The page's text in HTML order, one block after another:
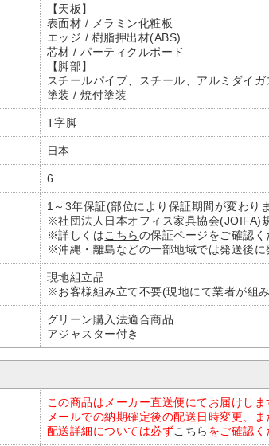
【天板】
表面材 / メラミン化粧板
エッジ / 樹脂押出材(ABS)
芯材 / パーティクルボード
【脚部】
スチールパイプ、スチール、アルミダイガ
塗装 / 焼付塗装
T字脚
日本
6
1～3年保証(部位により保証期間が変わり
※社団法人日本オフィス家具協会(JOIFA)
※詳しくはこちらの保証ページをご確認く
※沖縄・離島などの一部地域では発送後
現地組立品
※お客様組み立て不要(現地にて業者が組
グリーン購入法適合商品
アジャスター付き
この商品はメーカー直送便にてお届けしま
メールでの納期確定後の配送日時変更、
配送詳細については必ずこちら をご確認く